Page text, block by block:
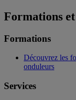
Formations
Formations
Découvrez les
onduleurs
Services